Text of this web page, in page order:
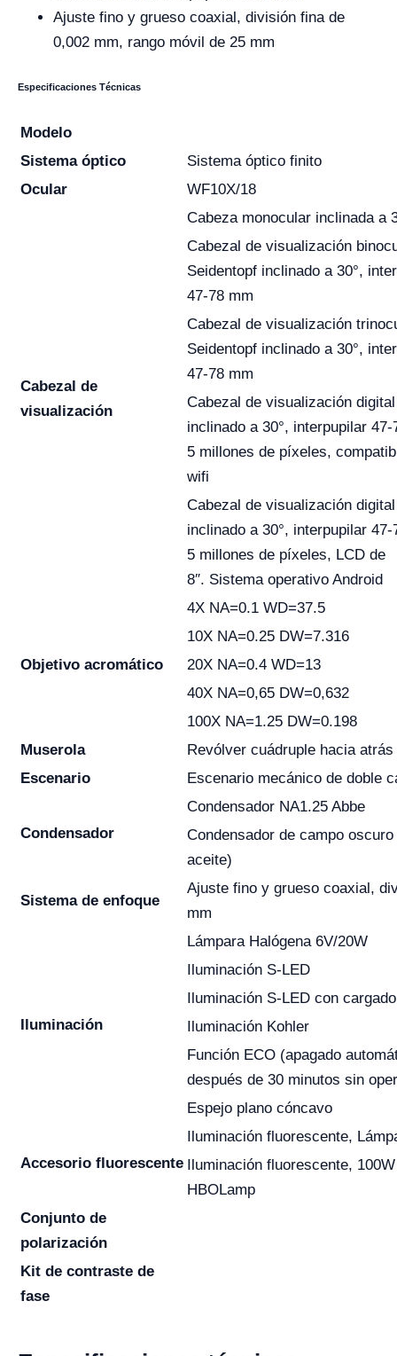
Ajuste fino y grueso coaxial, división fina de
0,002 mm, rango móvil de 25 mm
Especificaciones Técnicas
Modelo
Sistema óptico
Sistema óptico finito
Ocular
WF10X/18
Cabezal de
visualización
Cabeza monocular inclinada a
Cabezal de visualización
Seidentopf inclinado a 30°,
47-78 mm
Cabezal de visualización
Seidentopf inclinado a 30°,
47-78 mm
Cabezal de visualización digital
inclinado a 30°, interpupilar 47-
5 millones de píxeles,
wifi
Cabezal de visualización digital
inclinado a 30°, interpupilar 47-
5 millones de píxeles, LCD de
8″. Sistema operativo Android
Objetivo acromático
4X NA=0.1 WD=37.5
10X NA=0.25 DW=7.316
20X NA=0.4 WD=13
40X NA=0,65 DW=0,632
100X NA=1.25 DW=0.198
Muserola
Revólver cuádruple hacia atrás
Escenario
Escenario mecánico de doble
Condensador
Condensador NA1.25 Abbe
Condensador de campo
aceite)
Sistema de enfoque
Ajuste fino y grueso coaxial,
mm
Iluminación
Lámpara Halógena 6V/20W
Iluminación S-LED
Iluminación S-LED con
Iluminación Kohler
Función ECO (apagado
después de 30 minutos sin
Espejo plano cóncavo
Accesorio fluorescente
Iluminación fluorescente,
Iluminación fluorescente, 100W
HBOLamp
Conjunto de
polarización
Kit de contraste de
fase